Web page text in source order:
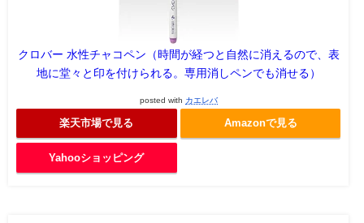
クロバー 水性チャコペン（時間が経つと自然に消えるので、表
地に堂々と印を付けられる。専用消しペンでも消せる）
posted with カエレバ
楽天市場で見る Amazonで見る
Yahooショッピング